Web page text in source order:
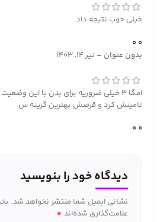
خیلی خوب نتیجه داد.
0
0
بدون عنوان – تیر 14, 1403
امگا 3 خیلی ضروریه برای بدن با این
تامینش کرد و قرصش بهترین گزینه س
0
0
دیدگاه خود را بنویسید
نشانی ایمیل شما منتشر نخواهد شد.
علامت‌گذاری شده‌اند *